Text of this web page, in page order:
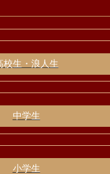
校生・浪人生
中学生
小学生